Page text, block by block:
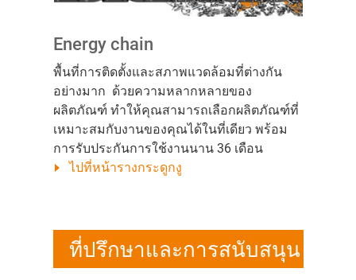
Energy chain
พื้นที่การติดตั้งและสภาพแวดล้อมที่ต่างกัน
อย่างมาก ด้วยความหลากหลายของ
ผลิตภัณฑ์ ทำให้คุณสามารถเลือกผลิตภัณฑ์ที่
เหมาะสมกับงานของคุณได้ในที่เดียว พร้อม
การรับประกันการใช้งานนาน 36 เดือน
ไปที่หน้ารางกระดูกงู
ที่ปรึกษาและการสนับสนุน